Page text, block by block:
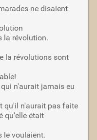
ne disaient
la révolution.
la révolutions sont
n'aurait jamais eu
qu'il n'aurait pas faite
qu'elle était
le voulaient.